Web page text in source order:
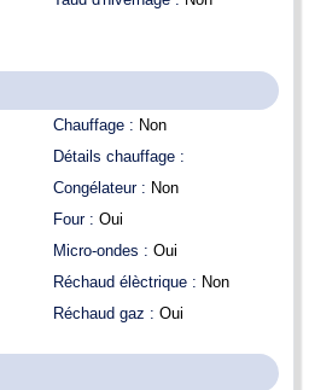
Chauffage : Non
Détails chauffage :
Congélateur : Non
Four : Oui
Micro-ondes : Oui
Réchaud élèctrique : Non
Réchaud gaz : Oui